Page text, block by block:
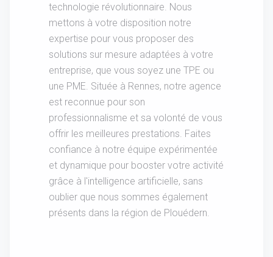
technologie révolutionnaire. Nous
mettons à votre disposition notre
expertise pour vous proposer des
solutions sur mesure adaptées à votre
entreprise, que vous soyez une TPE ou
une PME. Située à Rennes, notre agence
est reconnue pour son
professionnalisme et sa volonté de vous
offrir les meilleures prestations. Faites
confiance à notre équipe expérimentée
et dynamique pour booster votre activité
grâce à l'intelligence artificielle, sans
oublier que nous sommes également
présents dans la région de Plouédern.